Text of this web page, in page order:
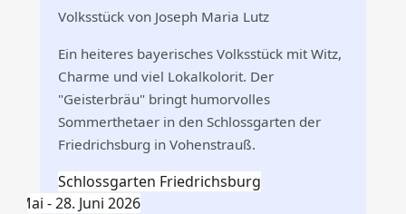
Volksstück von Joseph Maria Lutz
Ein heiteres bayerisches Volksstück mit Witz,
Charme und viel Lokalkolorit. Der
"Geisterbräu" bringt humorvolles
Sommerthetaer in den Schlossgarten der
Friedrichsburg in Vohenstrauß.
Schlossgarten Friedrichsburg
Mai - 28. Juni 2026